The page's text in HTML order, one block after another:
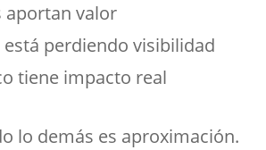
aportan valor
está perdiendo visibilidad
tiene impacto real
lo demás es aproximación.